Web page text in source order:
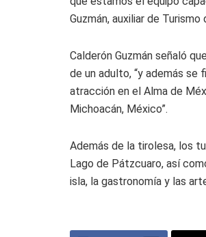
Guzmán, auxiliar de
Calderón Guzmán señaló
de un adulto, “y además se
atracción en el Alma de
Michoacán, México”.
Además de la tirolesa, los
Lago de Pátzcuaro, así
isla, la gastronomía y las